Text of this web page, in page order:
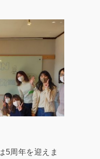
5周年を迎えま